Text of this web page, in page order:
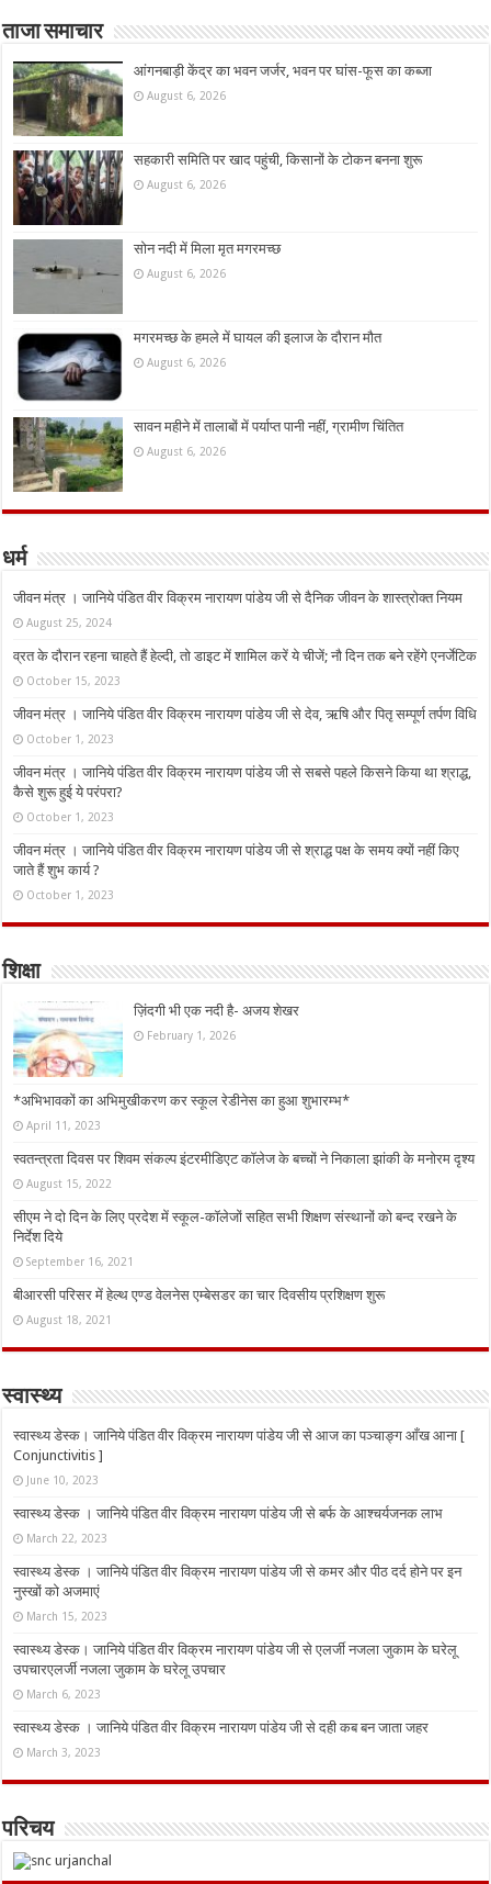
ताजा समाचार
आंगनबाड़ी केंद्र का भवन जर्जर, भवन पर घांस-फूस का कब्जा
August 6, 2026
सहकारी समिति पर खाद पहुंची, किसानों के टोकन बनना शुरू
August 6, 2026
सोन नदी में मिला मृत मगरमच्छ
August 6, 2026
मगरमच्छ के हमले में घायल की इलाज के दौरान मौत
August 6, 2026
सावन महीने में तालाबों में पर्याप्त पानी नहीं, ग्रामीण चिंतित
August 6, 2026
धर्म
जीवन मंत्र । जानिये पंडित वीर विक्रम नारायण पांडेय जी से दैनिक जीवन के शास्त्रोक्त नियम
August 25, 2024
व्रत के दौरान रहना चाहते हैं हेल्दी, तो डाइट में शामिल करें ये चीजें; नौ दिन तक बने रहेंगे एनर्जेटिक
October 15, 2023
जीवन मंत्र । जानिये पंडित वीर विक्रम नारायण पांडेय जी से देव, ऋषि और पितृ सम्पूर्ण तर्पण विधि
October 1, 2023
जीवन मंत्र । जानिये पंडित वीर विक्रम नारायण पांडेय जी से सबसे पहले किसने किया था श्राद्ध,
कैसे शुरू हुई ये परंपरा?
October 1, 2023
जीवन मंत्र । जानिये पंडित वीर विक्रम नारायण पांडेय जी से श्राद्ध पक्ष के समय क्यों नहीं किए
जाते हैं शुभ कार्य ?
October 1, 2023
शिक्षा
ज़िंदगी भी एक नदी है- अजय शेखर
February 1, 2026
*अभिभावकों का अभिमुखीकरण कर स्कूल रेडीनेस का हुआ शुभारम्भ*
April 11, 2023
स्वतन्त्रता दिवस पर शिवम संकल्प इंटरमीडिएट कॉलेज के बच्चों ने निकाला झांकी के मनोरम दृश्य
August 15, 2022
सीएम ने दो दिन के लिए प्रदेश में स्कूल-कॉलेजों सहित सभी शिक्षण संस्थानों को बन्द रखने के
निर्देश दिये
September 16, 2021
बीआरसी परिसर में हेल्थ एण्ड वेलनेस एम्बेसडर का चार दिवसीय प्रशिक्षण शुरू
August 18, 2021
स्वास्थ्य
स्वास्थ्य डेस्क। जानिये पंडित वीर विक्रम नारायण पांडेय जी से आज का पञ्चाङ्ग आँख आना [
Conjunctivitis ]
June 10, 2023
स्वास्थ्य डेस्क । जानिये पंडित वीर विक्रम नारायण पांडेय जी से बर्फ के आश्चर्यजनक लाभ
March 22, 2023
स्वास्थ्य डेस्क । जानिये पंडित वीर विक्रम नारायण पांडेय जी से कमर और पीठ दर्द होने पर इन
नुस्‍खों को अजमाएं
March 15, 2023
स्वास्थ्य डेस्क। जानिये पंडित वीर विक्रम नारायण पांडेय जी से एलर्जी नजला जुकाम के घरेलू
उपचारएलर्जी नजला जुकाम के घरेलू उपचार
March 6, 2023
स्वास्थ्य डेस्क । जानिये पंडित वीर विक्रम नारायण पांडेय जी से दही कब बन जाता जहर
March 3, 2023
परिचय